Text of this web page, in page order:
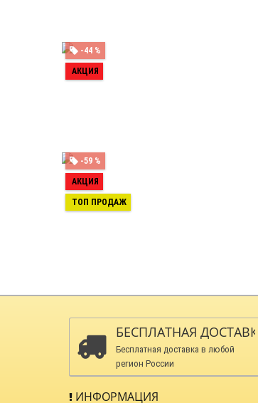
-44 %
АКЦИЯ
-59 %
АКЦИЯ
ТОП ПРОДАЖ
БЕСПЛАТНАЯ ДОСТАВКА
Бесплатная доставка в любой
регион России
ИНФОРМАЦИЯ